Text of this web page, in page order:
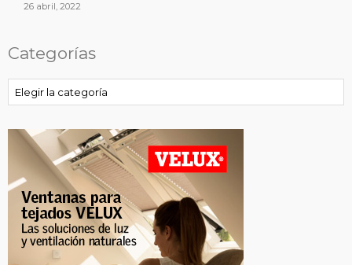
26 abril, 2022
Categorías
Categorías